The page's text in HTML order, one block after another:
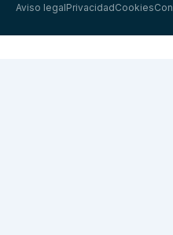
Aviso legalPrivacidadCookies